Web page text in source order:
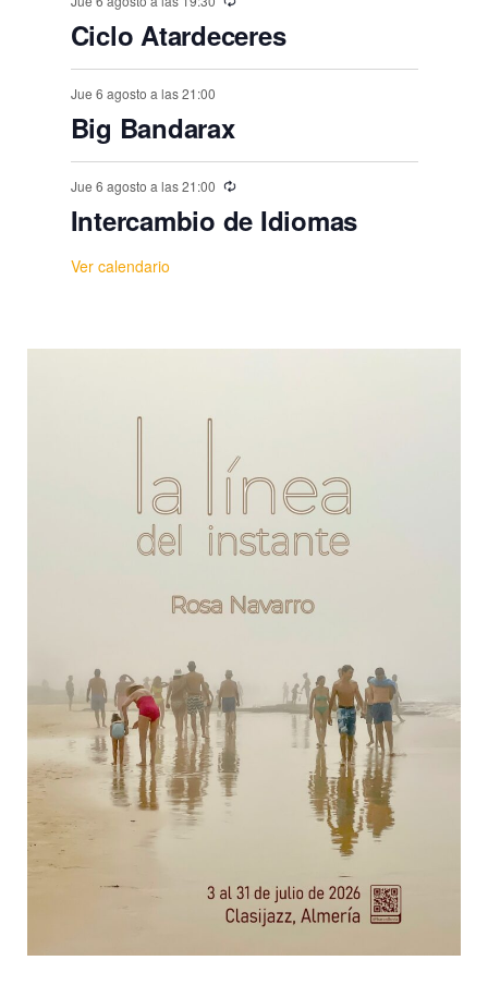
Ciclo Atardeceres
Jue 6 agosto a las 21:00
Big Bandarax
Jue 6 agosto a las 21:00
Intercambio de Idiomas
Ver calendario